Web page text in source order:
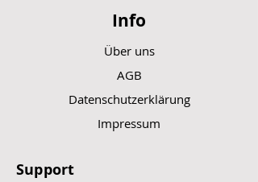
Info
Über uns
AGB
Datenschutzerklärung
Impressum
Support